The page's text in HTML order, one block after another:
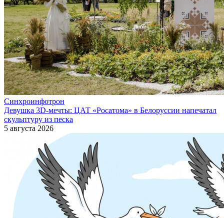
Синхроинфотрон
Девушка 3D-мечты: ЦАТ «Росатома» в Белоруссии напечатал
скульптуру из песка
5 августа 2026